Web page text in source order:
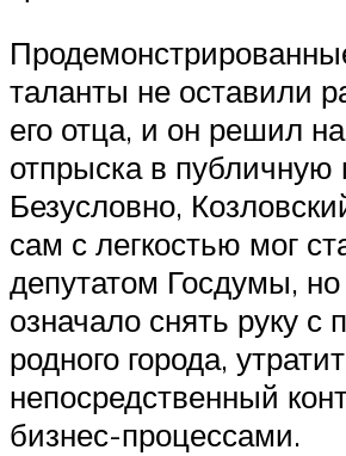
таланты не оставили
его отца, и он решил
отпрыска в публичную
Безусловно,
сам с легкостью мог
депутатом Госдумы, но
означало снять руку с
родного города,
непосредственный
бизнес-процессами.